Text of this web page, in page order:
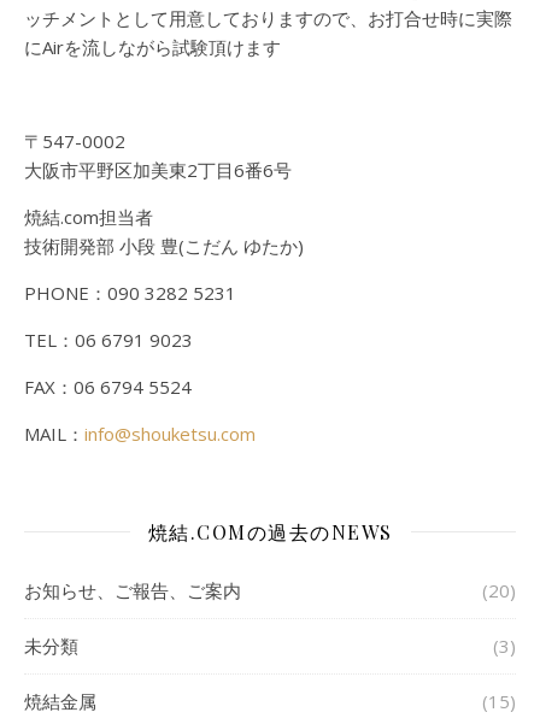
ッチメントとして用意しておりますので、お打合せ時に実際
にAirを流しながら試験頂けます
〒547-0002
大阪市平野区加美東2丁目6番6号
焼結.com担当者
技術開発部 小段 豊(こだん ゆたか)
PHONE：090 3282 5231
TEL：06 6791 9023
FAX：06 6794 5524
MAIL： info@shouketsu.com
焼結.COMの過去のNEWS
お知らせ、ご報告、ご案内 (20)
未分類 (3)
焼結金属 (15)